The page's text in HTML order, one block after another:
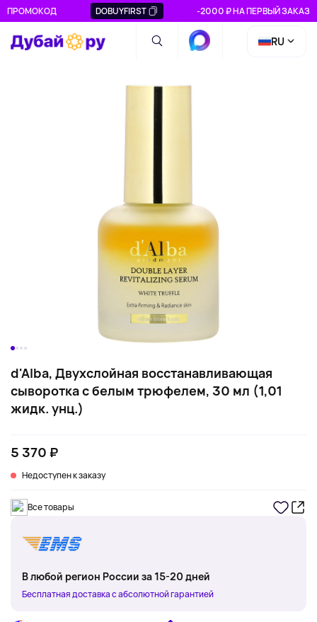
ПРОМОКОД DOBUYFIRST -2000 ₽ НА ПЕРВЫЙ ЗАКАЗ
RU
d'Alba, Двухслойная восстанавливающая
сыворотка с белым трюфелем, 30 мл (1,01
жидк. унц.)
5 370 ₽
Недоступен к заказу
Все товары
В любой регион России за 15-20 дней
Бесплатная доставка с абсолютной гарантией